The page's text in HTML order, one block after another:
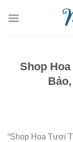
Shop
“Shop Hoa Tươi